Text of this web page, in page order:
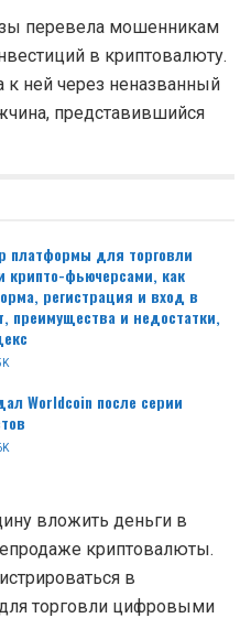
перевела мошенникам
в криптовалюту.
ней через неназванный
представившийся
платформы для торговли
крипто-фьючерсами, как
регистрация и вход в
преимущества и недостатки,
Worldcoin после серии
вложить деньги в
криптовалюты.
в
торговли цифровыми